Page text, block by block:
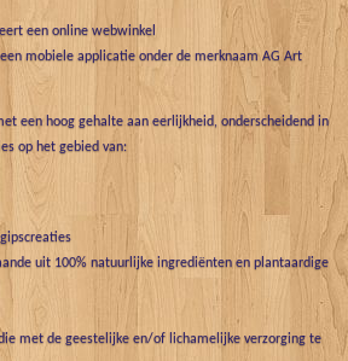
een online webwinkel
mobiele applicatie onder de merknaam AG Art
een hoog gehalte aan eerlijkheid, onderscheidend in
op het gebied van:
uit 100% natuurlijke ingrediënten en plantaardige
met de geestelijke en/of lichamelijke verzorging te